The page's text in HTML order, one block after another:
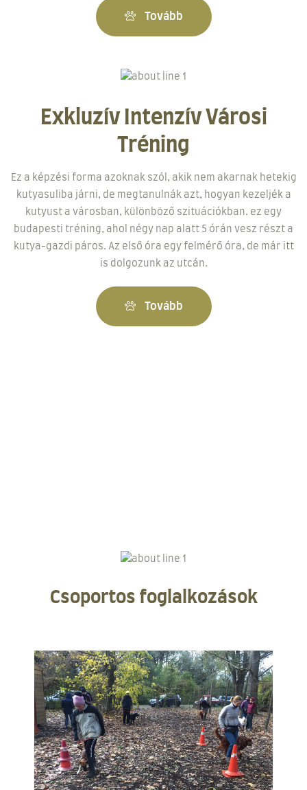
Tovább
Exkluzív Intenzív Városi
Tréning
Ez a képzési forma azoknak szól, akik nem akarnak hetekig
kutyasuliba járni, de megtanulnák azt, hogyan kezeljék a
kutyust a városban, különböző szituációkban. ez egy
budapesti tréning, ahol négy nap alatt 5 órán vesz részt a
kutya-gazdi páros. Az első óra egy felmérő óra, de már itt
is dolgozunk az utcán.
Tovább
Csoportos foglalkozások